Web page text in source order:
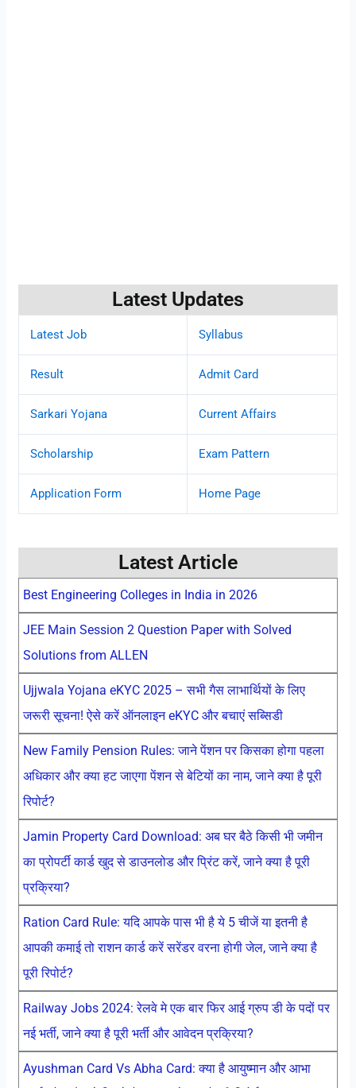
Latest Updates
Latest Job Syllabus
Result Admit Card
Sarkari Yojana Current Affairs
Scholarship Exam Pattern
Application Form Home Page
Latest Article
Best Engineering Colleges in India in 2026
JEE Main Session 2 Question Paper with Solved
Solutions from ALLEN
Ujjwala Yojana eKYC 2025 – सभी गैस लाभार्थियों के लिए
जरूरी सूचना! ऐसे करें ऑनलाइन eKYC और बचाएं सब्सिडी
New Family Pension Rules: जाने पेंशन पर किसका होगा पहला
अधिकार और क्या हट जाएगा पेंशन से बेटियों का नाम, जाने क्या है पूरी
रिपोर्ट?
Jamin Property Card Download: अब घर बैठे किसी भी जमीन
का प्रोपर्टी कार्ड खुद से डाउनलोड और प्रिंट करें, जाने क्या है पूरी
प्रक्रिया?
Ration Card Rule: यदि आपके पास भी है ये 5 चीजें या इतनी है
आपकी कमाई तो राशन कार्ड करें सरेंडर वरना होगी जेल, जाने क्या है
पूरी रिपोर्ट?
Railway Jobs 2024: रेलवे मे एक बार फिर आई ग्रुप डी के पदों पर
नई भर्ती, जाने क्या है पूरी भर्ती और आवेदन प्रक्रिया?
Ayushman Card Vs Abha Card: क्या है आयुष्मान और आभा